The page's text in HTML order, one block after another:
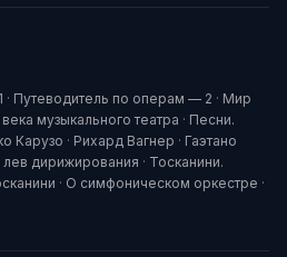
· Путеводитель по операм — 2 · Мир
музыкального театра · Песни.
Карузо · Рихард Вагнер · Гаэтано
лев дирижирования · Тосканини.
· О симфоническом оркестре ·